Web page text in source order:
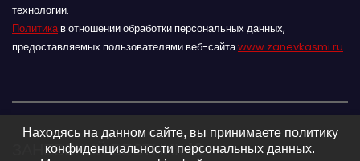
технологии.
Политикав отношении обработки персональных данных,
предоставляемых пользователями веб-сайтаwww.zanevkasmi.ru
ЗАНЕВСКИЙ ВЕСТНИК 16+
Находясь на данном сайте, вы принимаете политику
конфиденциальности персональных данных.